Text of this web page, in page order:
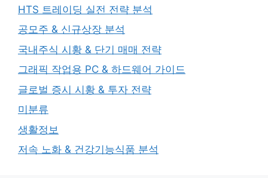
HTS 트레이딩 실전 전략 분석
공모주 & 신규상장 분석
국내주식 시황 & 단기 매매 전략
그래픽 작업용 PC & 하드웨어 가이드
글로벌 증시 시황 & 투자 전략
미분류
생활정보
저속 노화 & 건강기능식품 분석